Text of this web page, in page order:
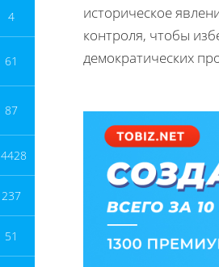
4
61
87
4428
237
51
историческое
контроля, чтобы
демократических